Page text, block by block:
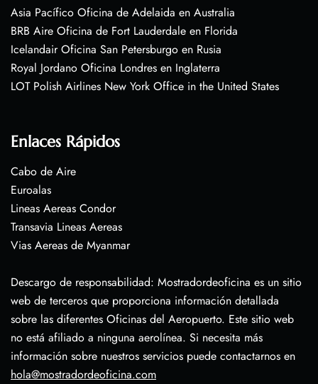
Asia Pacífico Oficina de Adelaida en Australia
BRB Aire Oficina de Fort Lauderdale en Florida
Icelandair Oficina San Petersburgo en Rusia
Royal Jordano Oficina Londres en Inglaterra
LOT Polish Airlines New York Office in the United States
Enlaces Rápidos
Cabo de Aire
Euroalas
Lineas Aereas Condor
Transavia Lineas Aereas
Vias Aereas de Myanmar
Descargo de responsabilidad: Mostradordeoficina es un sitio
web de terceros que proporciona información detallada
sobre las diferentes Oficinas del Aeropuerto. Este sitio web
no está afiliado a ninguna aerolínea. Si necesita más
información sobre nuestros servicios puede contactarnos en
hola@mostradordeoficina.com